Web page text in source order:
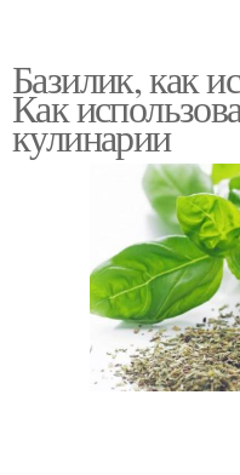
Базилик на зиму
Базилик с оливковым
маслом
Базилик, как
Как
кулинарии